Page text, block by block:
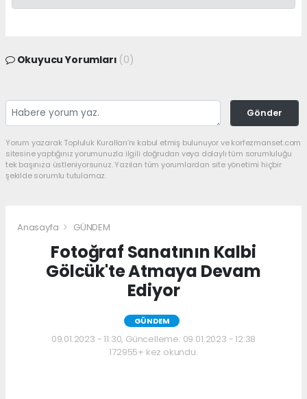
Okuyucu Yorumları (0)
Gönder
Yorum yazarak Topluluk Kuralları’nı kabul etmiş bulunuyor ve korfezmanset.com
sitesine yaptığınız yorumunuzla ilgili doğrudan veya dolaylı tüm sorumluluğu
tek başınıza üstleniyorsunuz. Yazılan tüm yorumlardan site yönetimi hiçbir
şekilde sorumlu tutulamaz.
Anasayfa GÜNDEM
Fotoğraf Sanatının Kalbi
Gölcük'te Atmaya Devam
Ediyor
GÜNDEM
09.01.2023 - 11:30, Güncelleme: 09.01.2023 - 12:38
172955+ kez okundu.